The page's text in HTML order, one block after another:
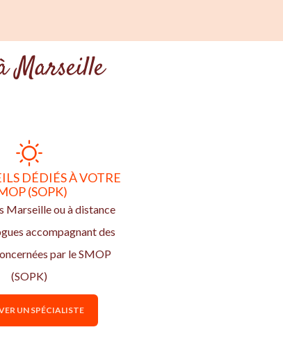
Marseille
DÉDIÉS À VOTRE
(SOPK)
Marseille ou à distance
accompagnant des
par le SMOP
(SOPK)
UN SPÉCIALISTE